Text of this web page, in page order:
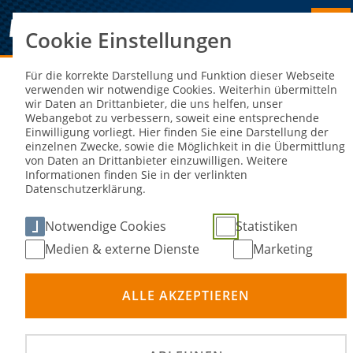
Sie sind hier: NEWS
News
Nach Kategorie filtern
01. Jul 2026
Cookie Einstellungen
Für die korrekte Darstellung und Funktion dieser Webseite
verwenden wir notwendige Cookies. Weiterhin übermitteln
wir Daten an Drittanbieter, die uns helfen, unser
Webangebot zu verbessern, soweit eine entsprechende
Einwilligung vorliegt. Hier finden Sie eine Darstellung der
einzelnen Zwecke, sowie die Möglichkeit in die Übermittlung
von Daten an Drittanbieter einzuwilligen. Weitere
Informationen finden Sie in der verlinkten
Datenschutzerklärung.
Notwendige Cookies
Statistiken
Medien & externe Dienste
Marketing
ALLE AKZEPTIEREN